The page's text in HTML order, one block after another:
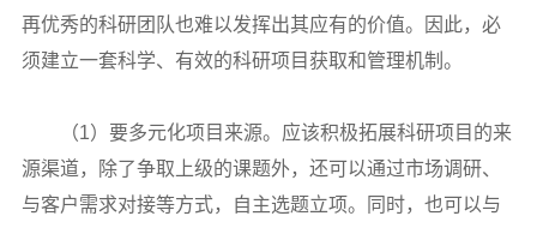
再优秀的科研团队也难以发挥出其应有的价值。因此，必
须建立一套科学、有效的科研项目获取和管理机制。
（1）要多元化项目来源。应该积极拓展科研项目的来
源渠道，除了争取上级的课题外，还可以通过市场调研、
与客户需求对接等方式，自主选题立项。同时，也可以与